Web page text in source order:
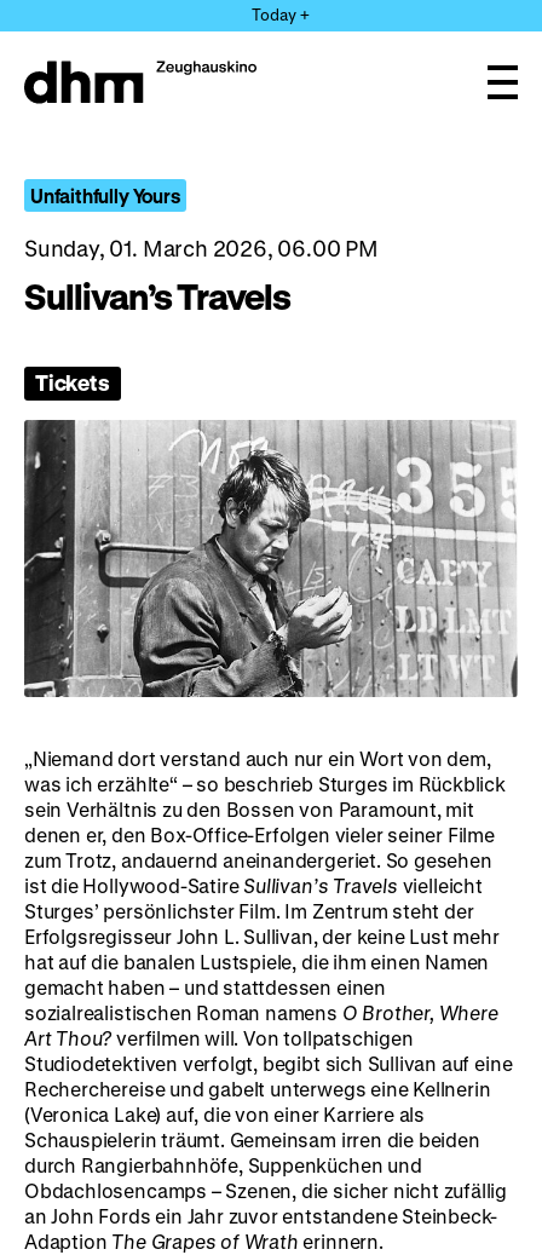
directly
the
Today +
Unfaithfully Yours
Sunday, 01. March 2026, 06.00 PM
Sullivan’s Travels
Tickets
„Niemand dort verstand auch nur ein Wort von dem,
was ich erzählte“ – so beschrieb Sturges im Rückblick
sein Verhältnis zu den Bossen von Paramount, mit
denen er, den Box-Office-Erfolgen vieler seiner Filme
zum Trotz, andauernd aneinandergeriet. So gesehen
ist die Hollywood-Satire Sullivan’s Travels vielleicht
Sturges’ persönlichster Film. Im Zentrum steht der
Erfolgsregisseur John L. Sullivan, der keine Lust mehr
hat auf die banalen Lustspiele, die ihm einen Namen
gemacht haben – und stattdessen einen
sozialrealistischen Roman namens O Brother, Where
Art Thou? verfilmen will. Von tollpatschigen
Studiodetektiven verfolgt, begibt sich Sullivan auf eine
Recherchereise und gabelt unterwegs eine Kellnerin
(Veronica Lake) auf, die von einer Karriere als
Schauspielerin träumt. Gemeinsam irren die beiden
durch Rangierbahnhöfe, Suppenküchen und
Obdachlosencamps – Szenen, die sicher nicht zufällig
an John Fords ein Jahr zuvor entstandene Steinbeck-
Adaption The Grapes of Wrath erinnern.